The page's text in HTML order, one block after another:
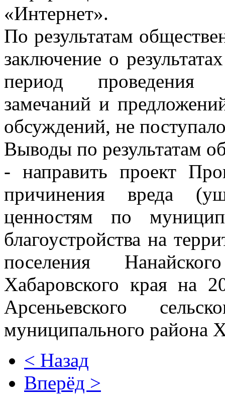
«Интернет».
По результатам
заключение о
период проведения
замечаний и
обсуждений, не
Выводы по результатам
- направить проект
причинения вреда
ценностям по
благоустройства на
поселения
Хабаровского края на
Арсеньевского
муниципального района
< Назад
Вперёд >